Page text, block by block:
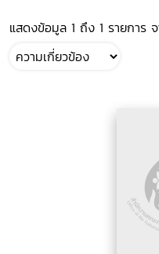
แสดงข้อมูล 1 ถึง 1 รายการ